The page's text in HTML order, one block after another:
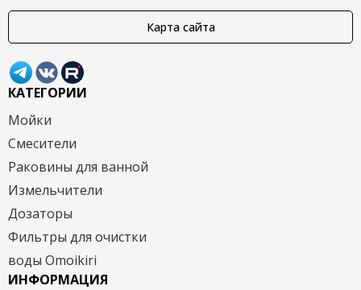
Карта сайта
КАТЕГОРИИ
Мойки
Смесители
Раковины для ванной
Измельчители
Дозаторы
Фильтры для очистки
воды Omoikiri
ИНФОРМАЦИЯ